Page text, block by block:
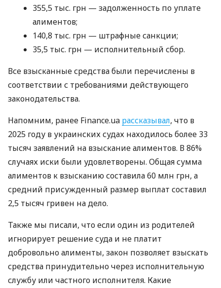
355,5 тыс. грн — задолженность по уплате
алиментов;
140,8 тыс. грн — штрафные санкции;
35,5 тыс. грн — исполнительный сбор.
Все взысканные средства были перечислены в
соответствии с требованиями действующего
законодательства.
Напомним, ранее Finance.ua рассказывал, что в
2025 году в украинских судах находилось более 33
тысяч заявлений на взыскание алиментов. В 86%
случаях иски были удовлетворены. Общая сумма
алиментов к взысканию составила 60 млн грн, а
средний присужденный размер выплат составил
2,5 тысяч гривен на дело.
Также мы писали, что если один из родителей
игнорирует решение суда и не платит
добровольно алименты, закон позволяет взыскать
средства принудительно через исполнительную
службу или частного исполнителя. Какие